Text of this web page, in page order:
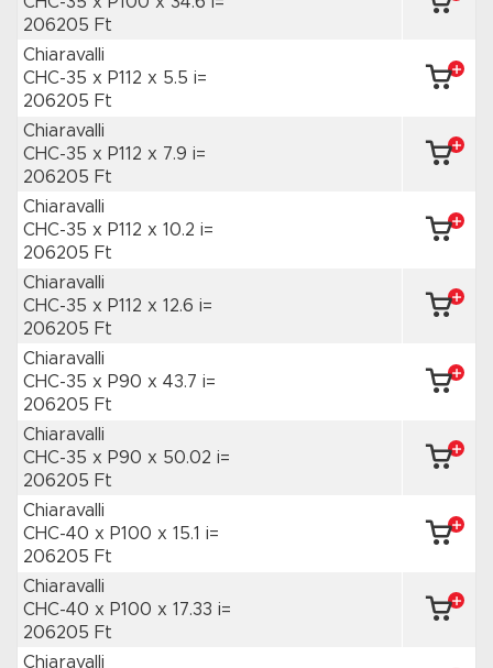
206205 Ft
Chiaravalli
CHC-35 x P112 x 5.5 i=
206205 Ft
Chiaravalli
CHC-35 x P112 x 7.9 i=
206205 Ft
Chiaravalli
CHC-35 x P112 x 10.2 i=
206205 Ft
Chiaravalli
CHC-35 x P112 x 12.6 i=
206205 Ft
Chiaravalli
CHC-35 x P90 x 43.7 i=
206205 Ft
Chiaravalli
CHC-35 x P90 x 50.02 i=
206205 Ft
Chiaravalli
CHC-40 x P100 x 15.1 i=
206205 Ft
Chiaravalli
CHC-40 x P100 x 17.33 i=
206205 Ft
Chiaravalli